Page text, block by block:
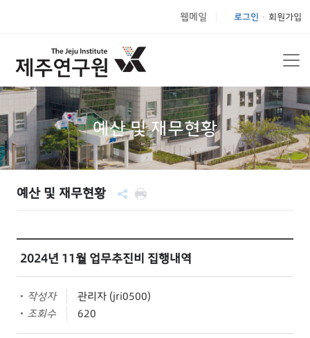
웹메일 로그인 회원가입
예산 및 재무현황
예산 및 재무현황
2024년 11월 업무추진비 집행내역
작성자
관리자 (jri0500)
조회수
620